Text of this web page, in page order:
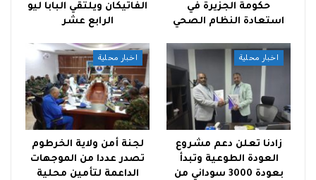
حكومة الجزيرة في
استعادة النظام الصحي
الفاتيكان ويلتقي البابا ليو
الرابع عشر
اخبار محلية
زادنا تعلن دعم مشروع
العودة الطوعية وتبدأ
بعودة 3000 سوداني من
اخبار محلية
لجنة أمن ولاية الخرطوم
تصدر عددا من الموجهات
الداعمة لتأمين محلية